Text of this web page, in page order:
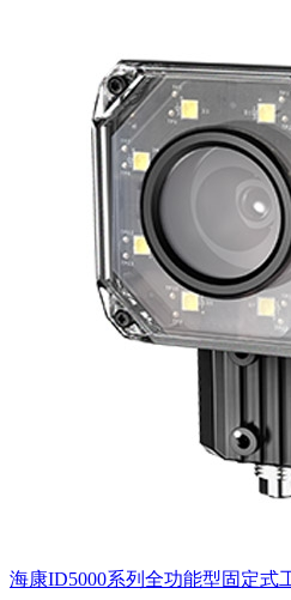
海康ID5000系列全功能型固定式